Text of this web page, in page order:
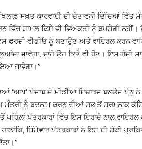
ਸਖ਼ਤ ਕਾਰਵਾਈ ਦੀ ਚੇਤਾਵਨੀ ਦਿੰਦਿਆਂ
ਵਿੱਚ ਸ਼ਾਮਲ ਕਿਸੇ ਵੀ ਵਿਅਕਤੀ ਨੂੰ ਬਖਸ਼ੇਗੀ ਨਹੀਂ।
ਫਰਜ਼ੀ ਵੀਡੀਓ ਨੂੰ ਬਣਾਉਣ ਅਤੇ ਵਾਇਰਲ ਕਰਨ
ਜਾਵੇਗਾ, ਚਾਹੇ ਉਹ ਕਿਤੇ ਵੀ ਹੋਣ। ਇਸ ਗੰਦੀ
ਜਾਵੇਗਾ।”
‘ਆਪ’ ਪੰਜਾਬ ਦੇ ਮੀਡੀਆ ਇੰਚਾਰਜ ਬਲਤੇਜ ਪੰਨੂ ਨੇ
ਮੰਤਰੀ ਨੂੰ ਬਦਨਾਮ ਕਰਨ ਦੀਆਂ ਸਭ ਤੋਂ ਸ਼ਰਮਨਾਕ
ਪਹਿਲਾਂ ਪੱਤਰਕਾਰਾਂ ਵਿੱਚ ਇਸ ਇਰਾਦੇ ਨਾਲ
ਹਾਲਾਂਕਿ, ਜ਼ਿੰਮੇਵਾਰ ਪੱਤਰਕਾਰਾਂ ਨੇ ਇਸ ਦੀ ਸ਼ੱਕੀ